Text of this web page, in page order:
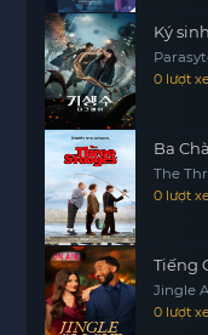
chống lại thế lực
giữa các nhân
chú ý, khi họ
không chỉ từ bên
mình.
Ký
0 lượt
Ba
The
0 lượt
Tiếng
Jingle
0 lượt